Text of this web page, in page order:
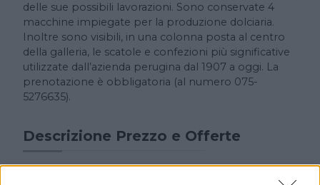
delle sue possibili lavorazioni. Sono conservate 4
macchine impiegate per la produzione dolciaria.
Inoltre sono visibili, in una colonna posta al centro
della galleria, le scatole e confezioni più significative
utilizzate dall’azienda perugina dal 1907 a oggi. La
prenotazione è obbligatoria (al numero 075-
5276635).
Descrizione Prezzo e Offerte